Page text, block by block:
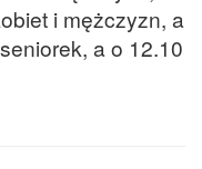
i mężczyzn, a
a o 12.10